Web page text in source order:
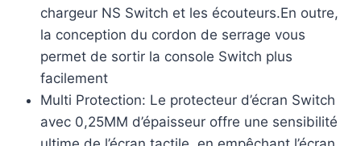
chargeur NS Switch et les écouteurs.En outre,
la conception du cordon de serrage vous
permet de sortir la console Switch plus
facilement
Multi Protection: Le protecteur d’écran Switch
avec 0,25MM d’épaisseur offre une sensibilité